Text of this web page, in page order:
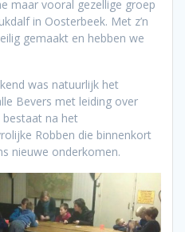
maar vooral gezellige groep
in Oosterbeek. Met z’n
gemaakt en hebben we
was natuurlijk het
Bevers met leiding over
bestaat na het
Robben die binnenkort
nieuwe onderkomen.